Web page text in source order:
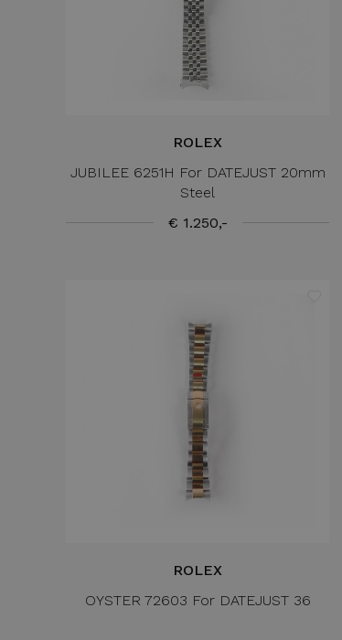
ROLEX
JUBILEE 6251H For DATEJUST 20mm
Steel
€ 1.250,-
ROLEX
OYSTER 72603 For DATEJUST 36